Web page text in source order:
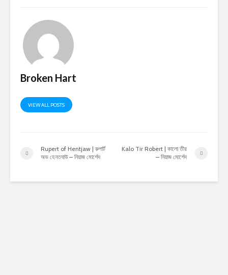
Broken Hart
VIEW ALL POSTS
Rupert of Hentjaw | রুপার্ট
অভ হেনতযাউ – নিয়াজ মোর্শেদ
Kalo Tir Robert | কালো তীর
– নিয়াজ মোর্শেদ